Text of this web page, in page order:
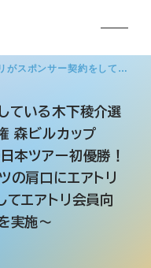
がスポンサー契約をして…
ている木下稜介選
森ビルカップ
ツアー初優勝！
の肩口にエアトリ
エアトリ会員向
実施～